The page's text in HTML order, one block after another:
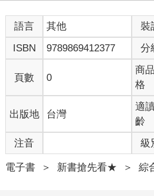
語言 其他
裝
ISBN
9789869412377 分
頁數 0
商
格
出版地 台灣
適
齡
注音 級
電子書 ＞ 新書搶先看★ ＞ 綜